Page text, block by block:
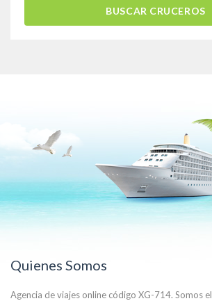
BUSCAR CRUCEROS
Quienes Somos
Agencia de viajes online código XG-714. Somos el